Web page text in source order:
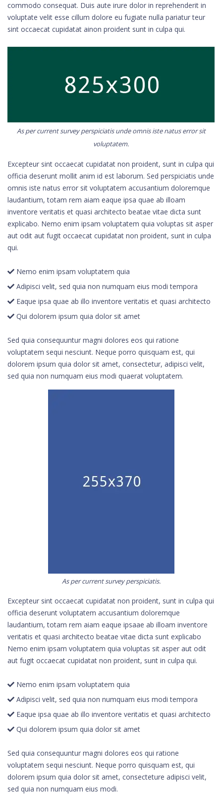
commodo consequat. Duis aute irure dolor in reprehenderit in
voluptate velit esse cillum dolore eu fugiate nulla pariatur teur
sint occaecat cupidatat ainon proident sunt in culpa qui.
As per current survey perspiciatis unde omnis iste natus error sit
voluptatem.
Excepteur sint occaecat cupidatat non proident, sunt in culpa qui
officia deserunt mollit anim id est laborum. Sed perspiciatis unde
omnis iste natus error sit voluptatem accusantium doloremque
laudantium, totam rem aiam eaque ipsa quae ab illoam
inventore veritatis et quasi architecto beatae vitae dicta sunt
explicabo. Nemo enim ipsam voluptatem quia voluptas sit asper
aut odit aut fugit occaecat cupidatat non proident, sunt in culpa
qui.
Nemo enim ipsam voluptatem quia
Adipisci velit, sed quia non numquam eius modi tempora
Eaque ipsa quae ab illo inventore veritatis et quasi architecto
Qui dolorem ipsum quia dolor sit amet
Sed quia consequuntur magni dolores eos qui ratione
voluptatem sequi nesciunt. Neque porro quisquam est, qui
dolorem ipsum quia dolor sit amet, consectetur, adipisci velit,
sed quia non numquam eius modi quaerat voluptatem.
As per current survey perspiciatis.
Excepteur sint occaecat cupidatat non proident, sunt in culpa qui
officia deserunt voluptatem accusantium doloremque
laudantium, totam rem aiam eaque ipsaae ab illoam inventore
veritatis et quasi architecto beatae vitae dicta sunt explicabo
Nemo enim ipsam voluptatem quia voluptas sit asper aut odit
aut fugit occaecat cupidatat non proident, sunt in culpa qui.
Nemo enim ipsam voluptatem quia
Adipisci velit, sed quia non numquam eius modi tempora
Eaque ipsa quae ab illo inventore veritatis et quasi architecto
Qui dolorem ipsum quia dolor sit amet
Sed quia consequuntur magni dolores eos qui ratione
voluptatem sequi nesciunt. Neque porro quisquam est, qui
dolorem ipsum quia dolor sit amet, consecteture adipisci velit,
sed quia non numquam eius modi.